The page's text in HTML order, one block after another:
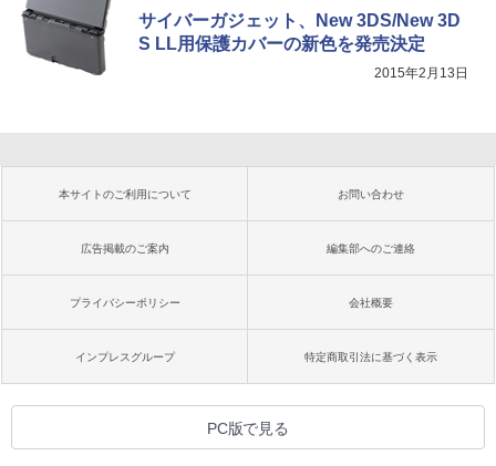
サイバーガジェット、New 3DS/New 3D
S LL用保護カバーの新色を発売決定
2015年2月13日
本サイトのご利用について お問い合わせ
広告掲載のご案内 編集部へのご連絡
プライバシーポリシー 会社概要
インプレスグループ 特定商取引法に基づく表示
PC版で見る